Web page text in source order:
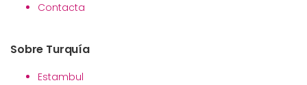
Contacta
Sobre Turquía
Estambul